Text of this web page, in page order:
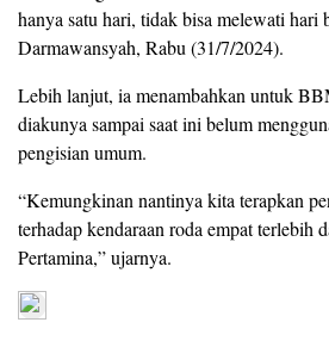
hanya satu hari, tidak bisa melewati hari
Darmawansyah, Rabu (31/7/2024).
Lebih lanjut, ia menambahkan untuk
diakunya sampai saat ini belum
pengisian umum.
“Kemungkinan nantinya kita terapkan
terhadap kendaraan roda empat terlebih
Pertamina,” ujarnya.